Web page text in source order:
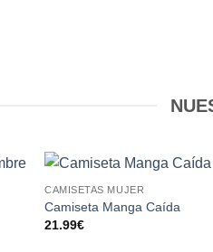
CAMISETAS MUJER
Camiseta Manga Caída
21.99€